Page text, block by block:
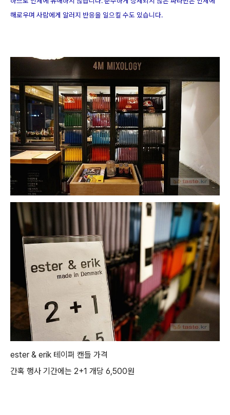
해로우며 사람에게 알러지 반응을 일으킬 수도 있습니다.
ester & erik 테이퍼 캔들 가격
간혹 행사 기간에는 2+1 개당 6,500원